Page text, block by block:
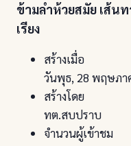
ข้ามลำห้วยสมัย เส้น
เรียง
สร้างเมื่อ
วันพุธ, 28 พฤษภา
สร้างโดย
ทต.สบปราบ
จำนวนผู้เข้าชม